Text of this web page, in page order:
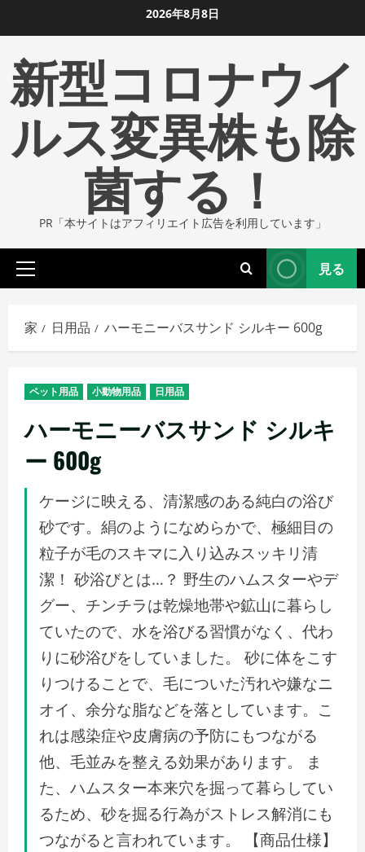
ン
ツ
ま
2026年8月8日
新型コロナウイ
ルス変異株も除
菌する！
PR「本サイトはアフィリエイト広告を利用しています」
プ
イ
マ
ニ
ー
見る
家 日用品 ハーモニーバスサンド シルキー 600g
ペット用品 小動物用品 日用品
ハーモニーバスサンド シルキ
ー 600g
ケージに映える、清潔感のある純白の浴び
砂です。絹のようになめらかで、極細目の
粒子が毛のスキマに入り込みスッキリ清
潔！ 砂浴びとは…？ 野生のハムスターやデ
グー、チンチラは乾燥地帯や鉱山に暮らし
ていたので、水を浴びる習慣がなく、代わ
りに砂浴びをしていました。 砂に体をこす
りつけることで、毛についた汚れや嫌なニ
オイ、余分な脂などを落としています。こ
れは感染症や皮膚病の予防にもつながる
他、毛並みを整える効果があります。 ま
た、ハムスター本来穴を掘って暮らしてい
るため、砂を掘る行為がストレス解消にも
つながると言われています。 【商品仕様】